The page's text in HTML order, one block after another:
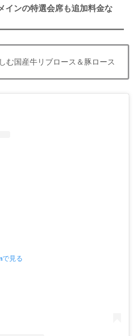
インの特選会席も追加料金な
む国産牛リブロース＆豚ロース
見る